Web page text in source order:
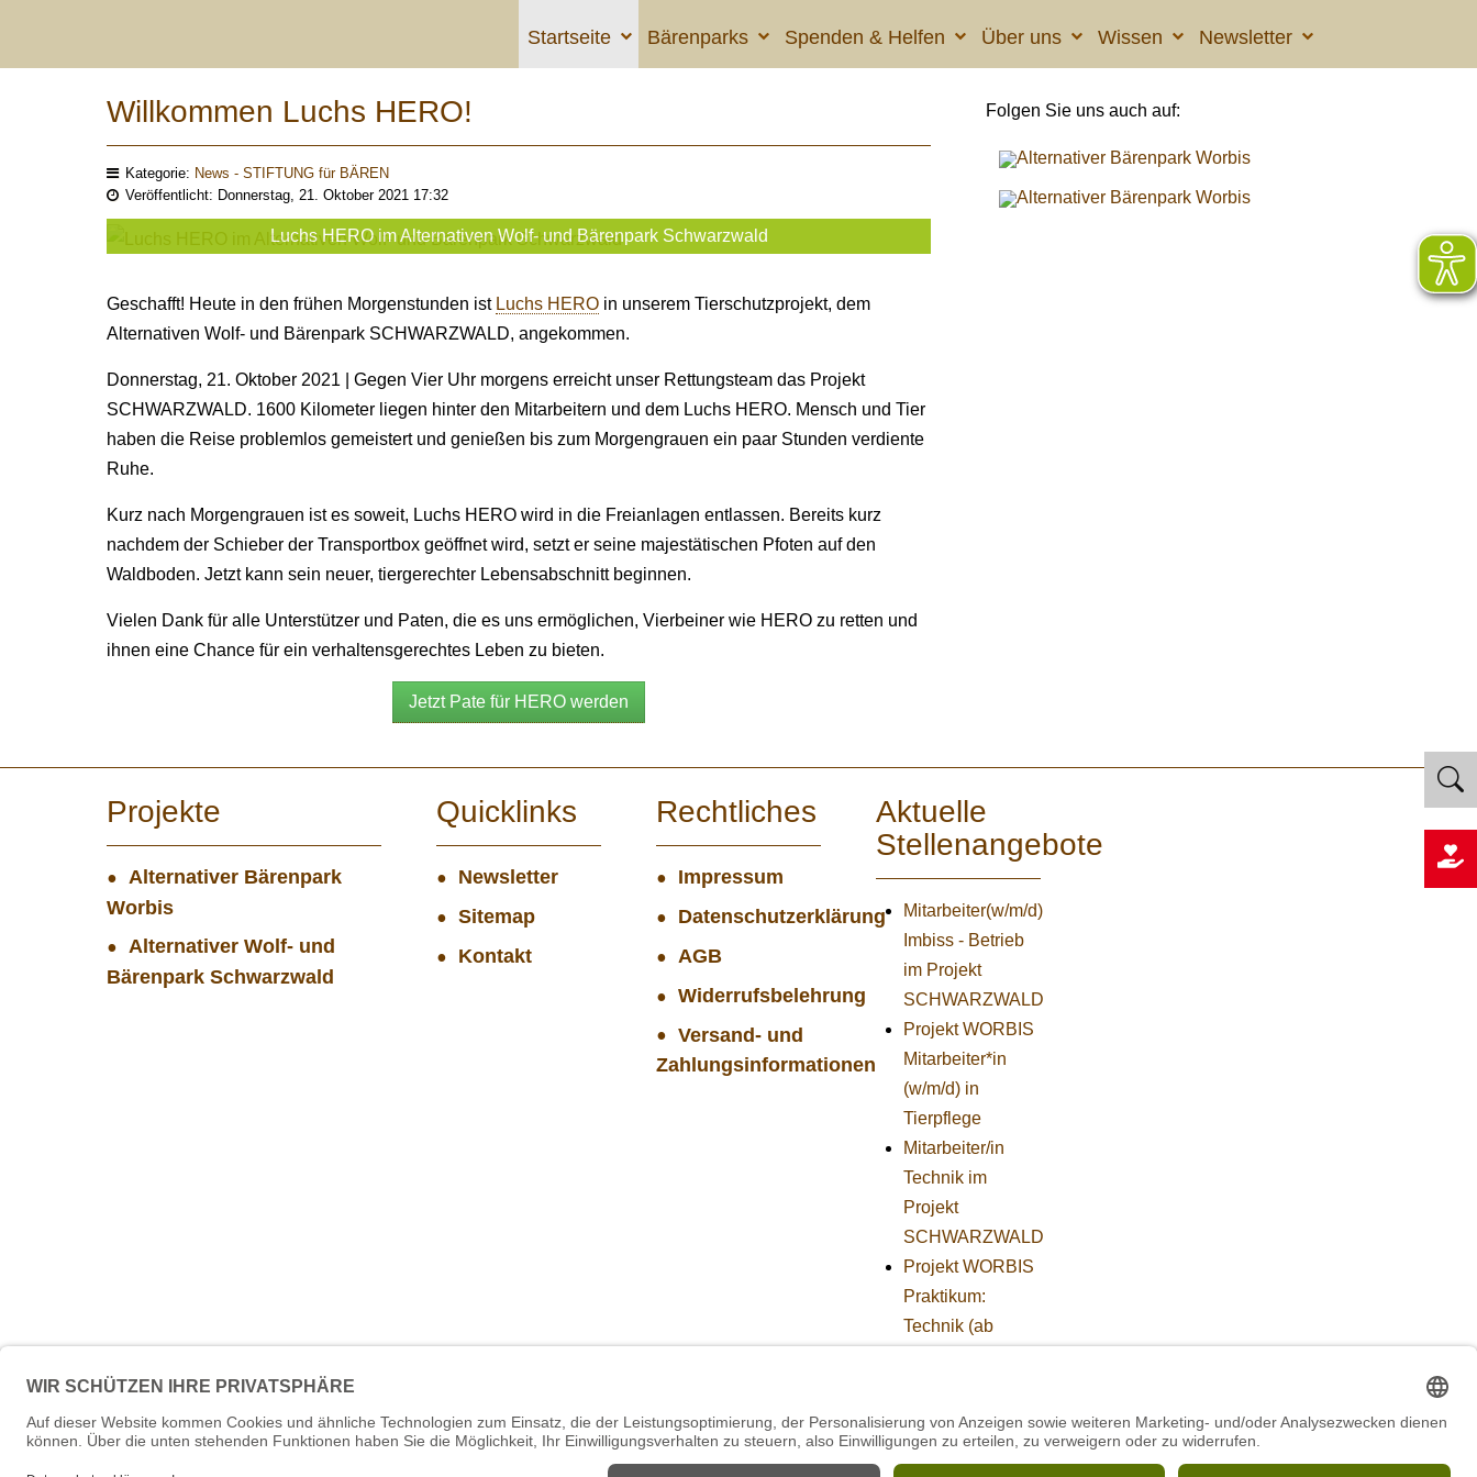
Startseite Bärenparks Spenden & Helfen Über uns Wissen Newsletter
Willkommen Luchs HERO!
Kategorie: News - STIFTUNG für BÄREN
Veröffentlicht: Donnerstag, 21. Oktober 2021 17:32
Luchs HERO im Alternativen Wolf- und Bärenpark Schwarzwald
Geschafft! Heute in den frühen Morgenstunden ist Luchs HERO in unserem Tierschutzprojekt, dem
Alternativen Wolf- und Bärenpark SCHWARZWALD, angekommen.
Donnerstag, 21. Oktober 2021 | Gegen Vier Uhr morgens erreicht unser Rettungsteam das Projekt
SCHWARZWALD. 1600 Kilometer liegen hinter den Mitarbeitern und dem Luchs HERO. Mensch und Tier
haben die Reise problemlos gemeistert und genießen bis zum Morgengrauen ein paar Stunden verdiente
Ruhe.
Kurz nach Morgengrauen ist es soweit, Luchs HERO wird in die Freianlagen entlassen. Bereits kurz
nachdem der Schieber der Transportbox geöffnet wird, setzt er seine majestätischen Pfoten auf den
Waldboden. Jetzt kann sein neuer, tiergerechter Lebensabschnitt beginnen.
Vielen Dank für alle Unterstützer und Paten, die es uns ermöglichen, Vierbeiner wie HERO zu retten und
ihnen eine Chance für ein verhaltensgerechtes Leben zu bieten.
Jetzt Pate für HERO werden
Folgen Sie uns auch auf:
Projekte
Alternativer Bärenpark
Worbis
Alternativer Wolf- und
Bärenpark Schwarzwald
Quicklinks
Newsletter
Sitemap
Kontakt
Rechtliches
Impressum
Datenschutzerklärung
AGB
Widerrufsbelehrung
Versand- und
Zahlungsinformationen
Aktuelle
Stellenangebote
Mitarbeiter(w/m/d)
Imbiss - Betrieb
im Projekt
SCHWARZWALD
Projekt WORBIS
Mitarbeiter*in
(w/m/d) in
Tierpflege
Mitarbeiter/in
Technik im
Projekt
SCHWARZWALD
Projekt WORBIS
Praktikum:
Technik (ab
BÄREN -
Stellvertretende